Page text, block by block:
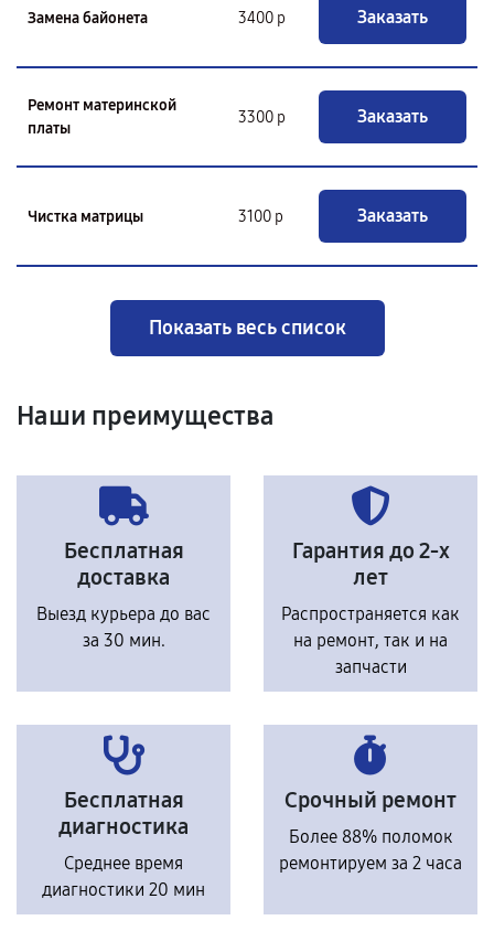
Замена байонета 3400 р Заказать
Ремонт материнской
платы
3300 р Заказать
Чистка матрицы 3100 р Заказать
Показать весь список
Наши преимущества
Бесплатная
доставка
Выезд курьера до вас
за 30 мин.
Гарантия до 2-х
лет
Распространяется как
на ремонт, так и на
запчасти
Бесплатная
диагностика
Среднее время
диагностики 20 мин
Срочный ремонт
Более 88% поломок
ремонтируем за 2 часа